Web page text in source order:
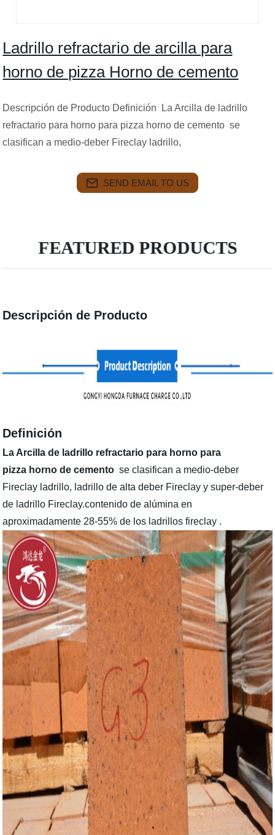
Ladrillo refractario de arcilla para
horno de pizza Horno de cemento
Descripción de Producto Definición La Arcilla de ladrillo
refractario para horno para pizza horno de cemento se
clasifican a medio-deber Fireclay ladrillo,
SEND EMAIL TO US
FEATURED PRODUCTS
Descripción de Producto
Definición
La Arcilla de ladrillo refractario para horno para
pizza horno de cemento se clasifican a medio-deber
Fireclay ladrillo, ladrillo de alta deber Fireclay y super-deber
de ladrillo Fireclay.contenido de alúmina en
aproximadamente 28-55% de los ladrillos fireclay .